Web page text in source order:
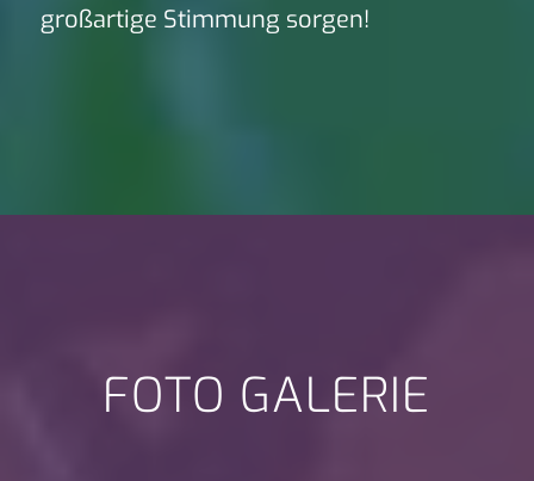
großartige Stimmung sorgen!
FOTO GALERIE